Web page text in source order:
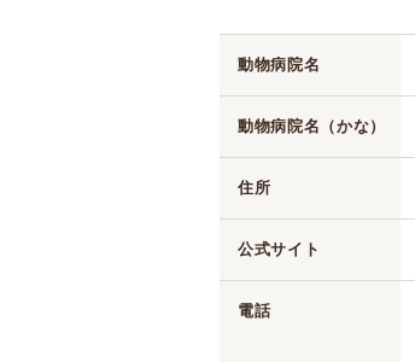
動物病院名
動物病院名（かな）
住所
公式サイト
電話